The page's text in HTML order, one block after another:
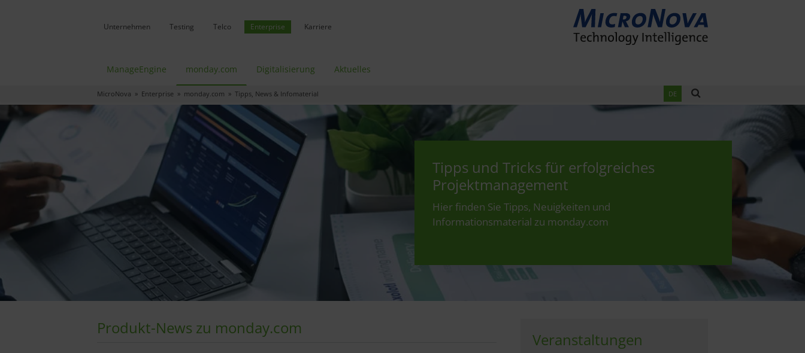
Unternehmen Testing Telco Enterprise Karriere
ManageEngine monday.com Digitalisierung Aktuelles
MicroNova » Enterprise » monday.com » Tipps, News & Infomaterial DE
Tipps und Tricks für erfolgreiches
Projektmanagement
Hier finden Sie Tipps, Neuigkeiten und
Informationsmaterial zu monday.com
Produkt-News zu monday.com
Veranstaltungen